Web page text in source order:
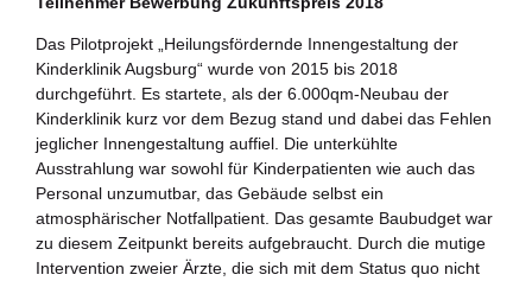
Nachhaltigkeitsbeirat
Berichterstattung
Biostadt
Zukunftspreis
Themen
Das Pilotprojekt „Heilungsfördernde Innengestaltung der
Kinderklinik Augsburg“ wurde von 2015 bis 2018
durchgeführt. Es startete, als der 6.000qm-Neubau der
Kinderklinik kurz vor dem Bezug stand und dabei das Fehlen
jeglicher Innengestaltung auffiel. Die unterkühlte
Ausstrahlung war sowohl für Kinderpatienten wie auch das
Personal unzumutbar, das Gebäude selbst ein
atmosphärischer Notfallpatient. Das gesamte Baubudget war
zu diesem Zeitpunkt bereits aufgebraucht. Durch die mutige
Intervention zweier Ärzte, die sich mit dem Status quo nicht